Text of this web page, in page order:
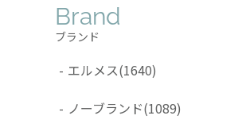
Brand
ブランド
- エルメス(1640)
- ノーブランド(1089)